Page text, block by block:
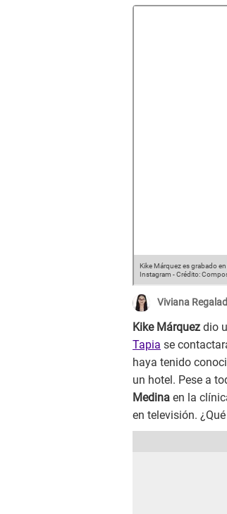
Kike Márquez es grabado
Instagram -Crédito:
Viviana
Kike Márquez dio
Tapia se
haya tenido
un hotel. Pese a
Medina en la
en televisión.